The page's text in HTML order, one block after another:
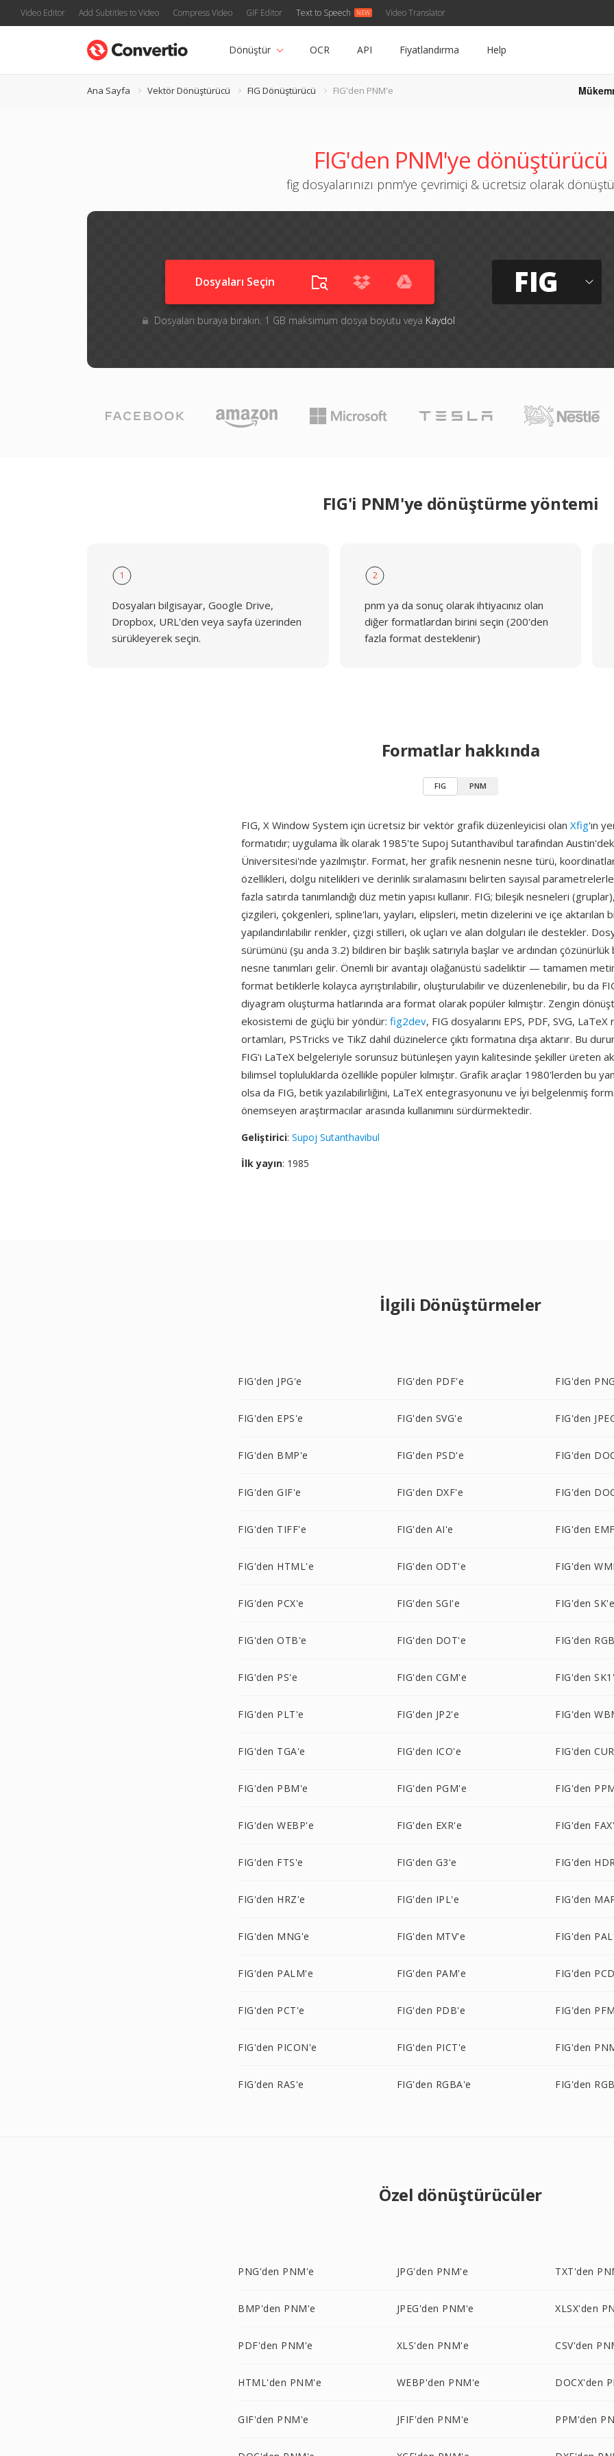
Video Editor Add Subtitles to Video Compress Video GIF Editor Text to Speech Video Translator
Dönüştür OCR API Fiyatlandırma Help
Ana Sayfa Vektör Dönüştürücü FIG Dönüştürücü FIG'den PNM'e
FIG'den PNM'ye dönüştürücü
fig dosyalarınızı pnm'ye çevrimiçi & ücretsiz olarak
Dosyaları Seçin
Dosyaları buraya bırakın. 1 GB maksimum dosya boyutu veya Kaydol
FIG
FIG'i PNM'ye dönüştürme yöntemi
1
Dosyaları bilgisayar, Google Drive,
Dropbox, URL'den veya sayfa üzerinden
sürükleyerek seçin.
2
pnm ya da sonuç olarak ihtiyacınız olan
diğer formatlardan birini seçin (200'den
fazla format desteklenir)
Formatlar hakkında
FIG PNM
FIG, X Window System için ücretsiz bir vektör grafik düzenleyicisi olan Xfig'ın
formatıdır; uygulama i̇lk olarak 1985'te Supoj Sutanthavibul tarafından
Üniversitesi'nde yazılmıştır. Format, her grafik nesnenin nesne türü,
özellikleri, dolgu nitelikleri ve derinlik sıralamasını belirten sayısal
fazla satırda tanımlandığı düz metin yapısı kullanır. FIG; bileşik nesneleri
çizgileri, çokgenleri, spline'ları, yayları, elipsleri, metin dizelerini ve içe aktarılan
yapılandırılabilir renkler, çizgi stilleri, ok uçları ve alan dolguları ile destekler.
sürümünü (şu anda 3.2) bildiren bir başlık satırıyla başlar ve ardından
nesne tanımları gelir. Önemli bir avantajı olağanüstü sadeliktir — tamamen
format betiklerle kolayca ayrıştırılabilir, oluşturulabilir ve düzenlenebilir, bu da
diyagram oluşturma hatlarında ara format olarak popüler kılmıştır. Zengin
ekosistemi de güçlü bir yöndür: fig2dev, FIG dosyalarını EPS, PDF, SVG, LaTeX
ortamları, PSTricks ve TikZ dahil düzinelerce çıktı formatına dışa aktarır. Bu
FIG'ı LaTeX belgeleriyle sorunsuz bütünleşen yayın kalitesinde şekiller üreten
bilimsel topluluklarda özellikle popüler kılmıştır. Grafik araçlar 1980'lerden bu
olsa da FIG, betik yazılabilirliğini, LaTeX entegrasyonunu ve i̇yi belgelenmiş format
önemseyen araştırmacılar arasında kullanımını sürdürmektedir.
Geliştirici: Supoj Sutanthavibul
İlk yayın: 1985
İlgili Dönüştürmeler
FIG'den JPG'e FIG'den PDF'e FIG'den
FIG'den EPS'e FIG'den SVG'e FIG'den
FIG'den BMP'e FIG'den PSD'e FIG'den
FIG'den GIF'e FIG'den DXF'e FIG'den
FIG'den TIFF'e FIG'den AI'e FIG'den
FIG'den HTML'e FIG'den ODT'e FIG'den
FIG'den PCX'e FIG'den SGI'e FIG'den SK'e
FIG'den OTB'e FIG'den DOT'e FIG'den
FIG'den PS'e FIG'den CGM'e FIG'den
FIG'den PLT'e FIG'den JP2'e FIG'den
FIG'den TGA'e FIG'den ICO'e FIG'den
FIG'den PBM'e FIG'den PGM'e FIG'den
FIG'den WEBP'e FIG'den EXR'e FIG'den
FIG'den FTS'e FIG'den G3'e FIG'den
FIG'den HRZ'e FIG'den IPL'e FIG'den
FIG'den MNG'e FIG'den MTV'e FIG'den
FIG'den PALM'e FIG'den PAM'e FIG'den
FIG'den PCT'e FIG'den PDB'e FIG'den
FIG'den PICON'e FIG'den PICT'e FIG'den
FIG'den RAS'e FIG'den RGBA'e FIG'den
Özel dönüştürücüler
PNG'den PNM'e JPG'den PNM'e TXT'den
BMP'den PNM'e JPEG'den PNM'e XLSX'den
PDF'den PNM'e XLS'den PNM'e CSV'den
HTML'den PNM'e WEBP'den PNM'e DOCX'den
GIF'den PNM'e JFIF'den PNM'e PPM'den